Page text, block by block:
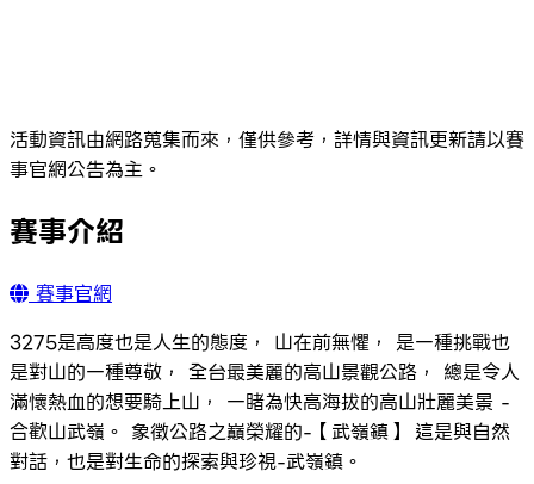
活動資訊由網路蒐集而來，僅供參考，詳情與資訊更新請以賽
事官網公告為主。
賽事介紹
賽事官網
3275是高度也是人生的態度， 山在前無懼， 是一種挑戰也
是對山的一種尊敬， 全台最美麗的高山景觀公路， 總是令人
滿懷熱血的想要騎上山， 一睹為快高海拔的高山壯麗美景 -
合歡山武嶺。 象徵公路之巔榮耀的-【武嶺鎮】 這是與自然
對話，也是對生命的探索與珍視-武嶺鎮。